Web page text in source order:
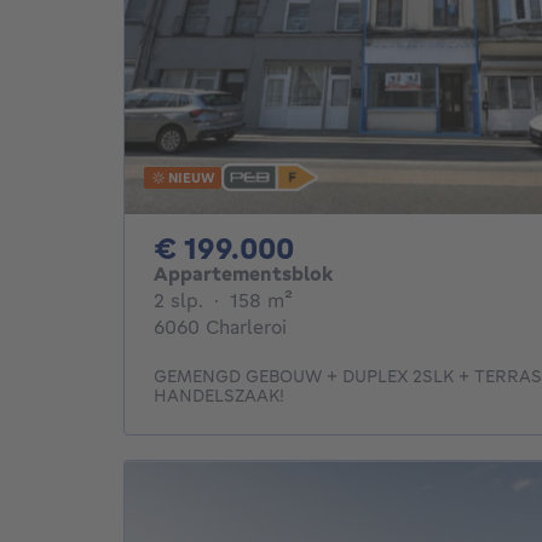
NIEUW
€ 199.000
Appartementsblok
2 slp. 2 slaapkamers
· 158 m²
6060 Charleroi
GEMENGD GEBOUW + DUPLEX 2SLK +
HANDELSZAAK!